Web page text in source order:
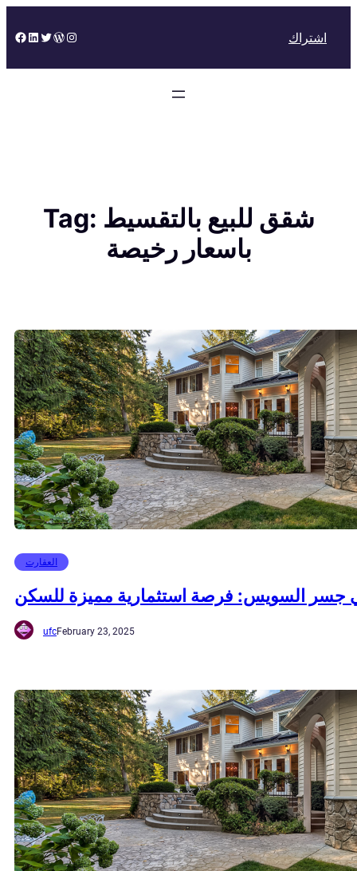
to
Facebook
LinkedIn
Twitter
WordPress
Instagram اشتراك
Tag: شقق للبيع بالتقسيط
باسعار رخيصة
العقارت
السويس: فرصة استثمارية مميزة للسكن
ufcFebruary 23, 2025